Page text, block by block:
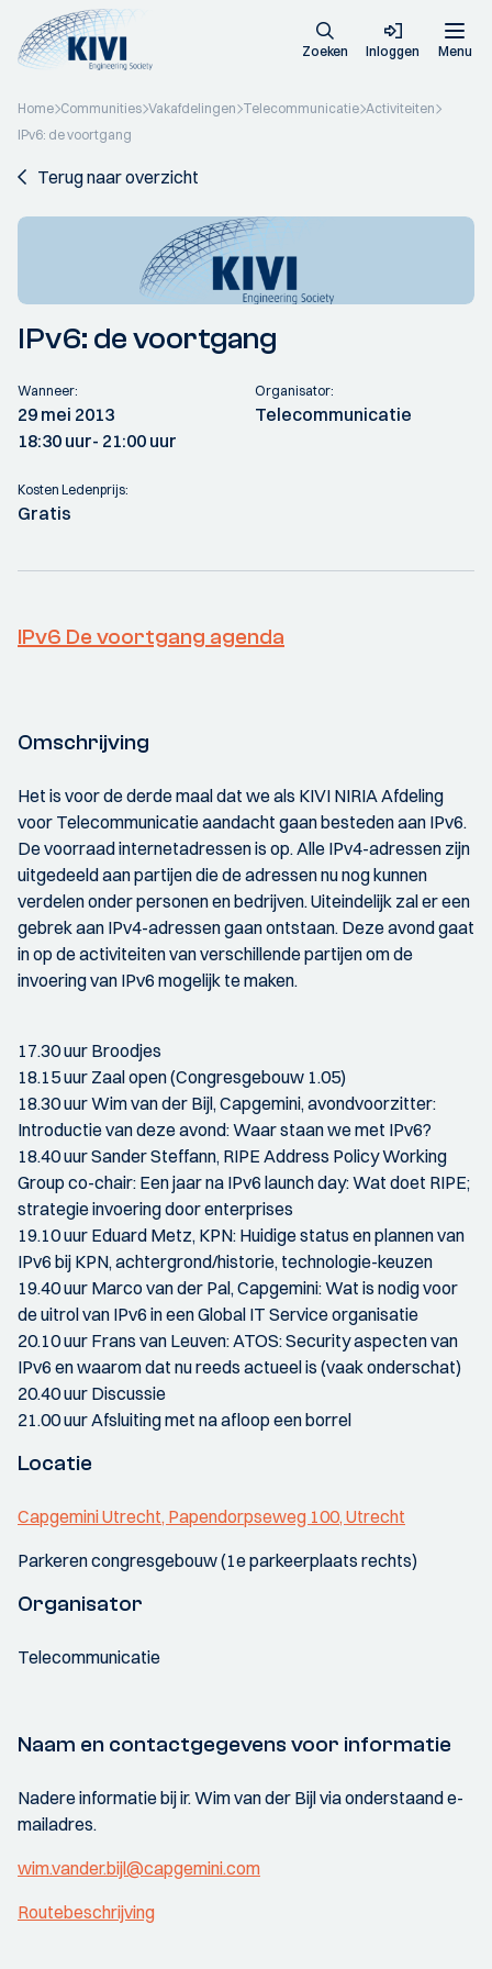
Zoeken Inloggen Menu
Home Communities Vakafdelingen Telecommunicatie Activiteiten
IPv6: de voortgang
Terug naar overzicht
IPv6: de voortgang
Wanneer:
29 mei 2013
18:30 uur- 21:00 uur
Organisator:
Telecommunicatie
Kosten Ledenprijs:
Gratis
IPv6 De voortgang agenda
Omschrijving
Het is voor de derde maal dat we als KIVI NIRIA Afdeling
voor Telecommunicatie aandacht gaan besteden aan IPv6.
De voorraad internetadressen is op. Alle IPv4-adressen zijn
uitgedeeld aan partijen die de adressen nu nog kunnen
verdelen onder personen en bedrijven. Uiteindelijk zal er een
gebrek aan IPv4-adressen gaan ontstaan. Deze avond gaat
in op de activiteiten van verschillende partijen om de
invoering van IPv6 mogelijk te maken.
17.30 uur Broodjes
18.15 uur Zaal open (Congresgebouw 1.05)
18.30 uur Wim van der Bijl, Capgemini, avondvoorzitter:
Introductie van deze avond: Waar staan we met IPv6?
18.40 uur Sander Steffann, RIPE Address Policy Working
Group co-chair: Een jaar na IPv6 launch day: Wat doet RIPE;
strategie invoering door enterprises
19.10 uur Eduard Metz, KPN: Huidige status en plannen van
IPv6 bij KPN, achtergrond/historie, technologie-keuzen
19.40 uur Marco van der Pal, Capgemini: Wat is nodig voor
de uitrol van IPv6 in een Global IT Service organisatie
20.10 uur Frans van Leuven: ATOS: Security aspecten van
IPv6 en waarom dat nu reeds actueel is (vaak onderschat)
20.40 uur Discussie
21.00 uur Afsluiting met na afloop een borrel
Locatie
Capgemini Utrecht, Papendorpseweg 100, Utrecht
Parkeren congresgebouw (1e parkeerplaats rechts)
Organisator
Telecommunicatie
Naam en contactgegevens voor informatie
Nadere informatie bij ir. Wim van der Bijl via onderstaand e-
mailadres.
wim.vander.bijl@capgemini.com
Routebeschrijving